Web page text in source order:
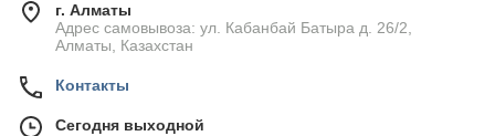
г. Алматы
Адрес самовывоза: ул. Кабанбай Батыра д. 26/2,
Алматы, Казахстан
Контакты
Сегодня выходной